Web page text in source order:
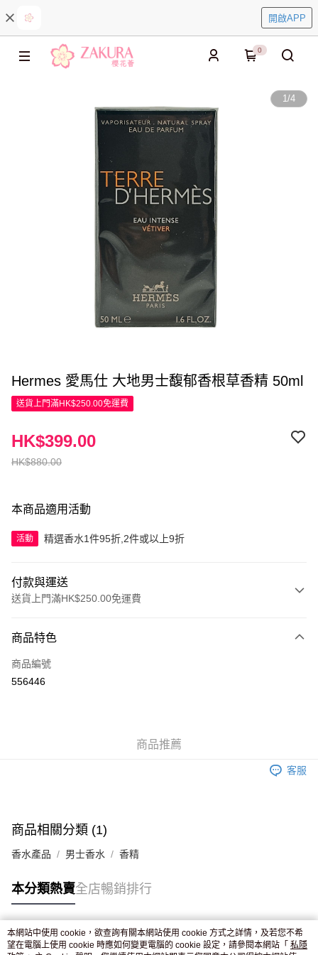
開啟APP
0
1/4
Hermes 愛馬仕 大地男士馥郁香根草香精 50ml
送貨上門滿HK$250.00免運費
HK$880.00
HK$399.00
本商品適用活動
活動 精選香水1件95折,2件或以上9折
付款與運送
送貨上門滿HK$250.00免運費
信用卡
Apple Pay
付款後門市自取，訂單確認後2-4個工作天到店，7天內取。逾期後
商品特色
商品編號
556446
商品推薦
客服
商品相關分類 (1)
香水產品 男士香水 香精
本分類熱賣全店暢銷排行
熱門標籤
本網站中使用 cookie，欲查詢有關本網站使用 cookie 方式之詳情，及若您不希
望在電腦上使用 cookie 時應如何變更電腦的 cookie 設定，請參閱本網站「 私隱